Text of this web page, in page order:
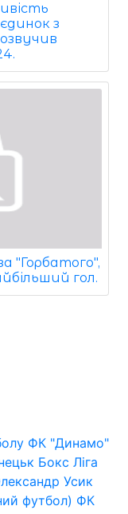
з
"Горбатого",
гол.
ФК "Динамо"
Бокс Ліга
Усик
футбол) ФК